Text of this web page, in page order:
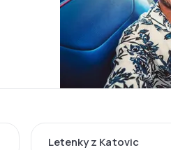
Letenky z Katovic